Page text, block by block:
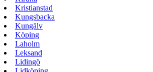
Kristianstad
Kungsbacka
Kungälv
Köping
Laholm
Leksand
Lidingö